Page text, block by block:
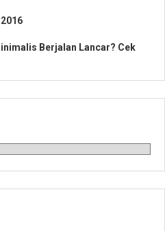
Berjalan Lancar? Cek